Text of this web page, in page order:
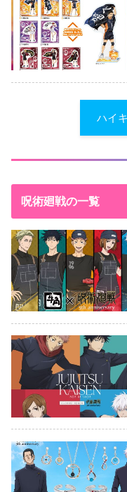
ハイ
呪術廻戦の一覧